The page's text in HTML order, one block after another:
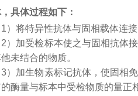
具体过程如下：
1）将特异性抗体与固相载体连
2）加受检标本使之与固相抗体
未结合的物质。
3）加生物素标记抗体，使固相
酶量与标本中受检物质的量正